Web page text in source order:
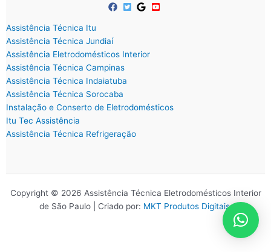
Assistência Técnica Itu
Assistência Técnica Jundiaí
Assistência Eletrodomésticos Interior
Assistência Técnica Campinas
Assistência Técnica Indaiatuba
Assistência Técnica Sorocaba
Instalação e Conserto de Eletrodomésticos
Itu Tec Assistência
Assistência Técnica Refrigeração
Copyright © 2026 Assistência Técnica Eletrodomésticos Interior
de São Paulo | Criado por: MKT Produtos Digitais.